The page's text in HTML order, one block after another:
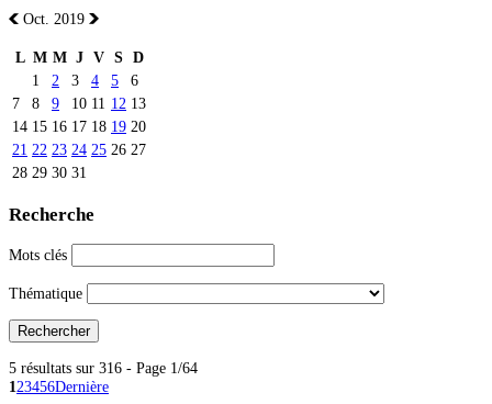
Oct. 2019
L M M J V S D
1
2 3 4 5
6
7
8 9 10 11 12 13
14 15 16 17 18 19 20
21 22 23 24 25 26 27
28 29 30 31
Recherche
Mots clés
Thématique
5 résultats sur 316 - Page 1/64
123456Dernière